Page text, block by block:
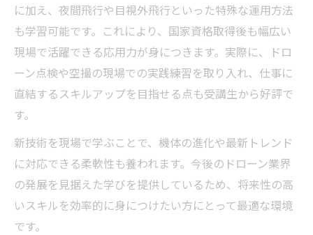
に加え、夜間飛行や目視外飛行といった特殊な運用方法
も学習可能です。これにより、国家資格取得後も幅広い
現場で活躍できる応用力が身につきます。実際に、ドロ
ーン点検や空撮の現場での実践練習を取り入れ、仕事に
直結するスキルアップを目指せる点も受講生から好評で
す。
新技術を現場で学ぶことで、機体の進化や最新トレンド
に対応できる柔軟性も養われます。今後のドローン業界
の発展を見据えた学びを提供しているため、将来性の高
いスキルを効率的に身につけたい方にとって最適な環境
です。